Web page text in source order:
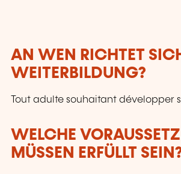
AN WEN RICHTET
WEITERBILDUNG?
Tout adulte souhaitant développer
WELCHE
MÜSSEN ERFÜLLT